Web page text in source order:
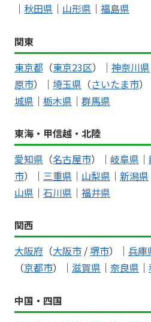
｜ 秋田県 ｜ 山形県 ｜ 福島県
関東
東京都 （東京23区）｜ 神奈川県
原市）｜ 埼玉県 （さいたま市）
城県 ｜ 栃木県 ｜ 群馬県
東海・甲信越・北陸
愛知県 （名古屋市）｜ 岐阜県 ｜
市）｜ 三重県 ｜ 山梨県 ｜ 新潟県
山県 ｜ 石川県 ｜ 福井県
関西
大阪府 （大阪市 / 堺市）｜ 兵庫
（京都市）｜ 滋賀県 ｜ 奈良県 ｜
中国・四国